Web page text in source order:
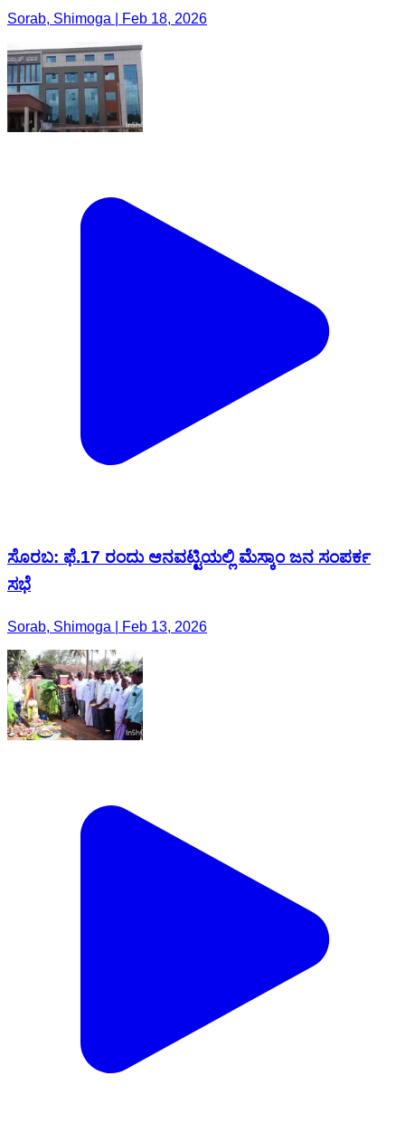
Sorab, Shimoga | Feb 18, 2026
ಸೊರಬ: ಫೆ.17 ರಂದು ಆನವಟ್ಟಿಯಲ್ಲಿ ಮೆಸ್ಕಾಂ ಜನ ಸಂಪರ್ಕ
ಸಭೆ
Sorab, Shimoga | Feb 13, 2026